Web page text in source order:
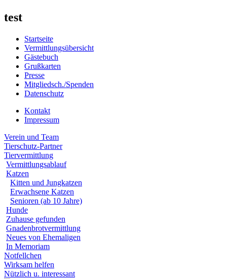
test
Startseite
Vermittlungsübersicht
Gästebuch
Grußkarten
Presse
Mitgliedsch./Spenden
Datenschutz
Kontakt
Impressum
Verein und Team
Tierschutz-Partner
Tiervermittlung
Vermittlungsablauf
Katzen
Kitten und Jungkatzen
Erwachsene Katzen
Senioren (ab 10 Jahre)
Hunde
Zuhause gefunden
Gnadenbrotvermittlung
Neues von Ehemaligen
In Memoriam
Notfellchen
Wirksam helfen
Nützlich u. interessant